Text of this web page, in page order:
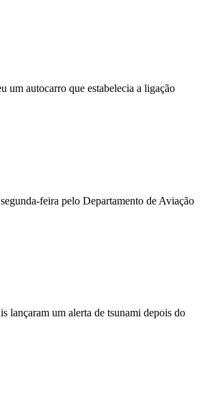
um autocarro que estabelecia a ligação
feira pelo Departamento de Aviação
lançaram um alerta de tsunami depois do